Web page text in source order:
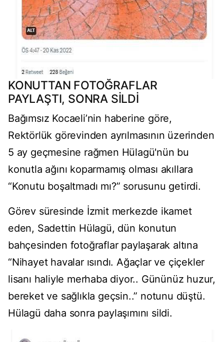
KONUTTAN FOTOĞRAFLAR
PAYLAŞTI, SONRA SİLDİ
Bağımsız Kocaeli’nin haberine göre,
Rektörlük görevinden ayrılmasının üzerinden
5 ay geçmesine rağmen Hülagü'nün bu
konutla ağını koparmamış olması akıllara
“Konutu boşaltmadı mı?” sorusunu getirdi.
Görev süresinde İzmit merkezde ikamet
eden, Sadettin Hülagü, dün konutun
bahçesinden fotoğraflar paylaşarak altına
“Nihayet havalar ısındı. Ağaçlar ve çiçekler
lisanı haliyle merhaba diyor.. Gününüz huzur,
bereket ve sağlıkla geçsin..” notunu düştü.
Hülagü daha sonra paylaşımını sildi.